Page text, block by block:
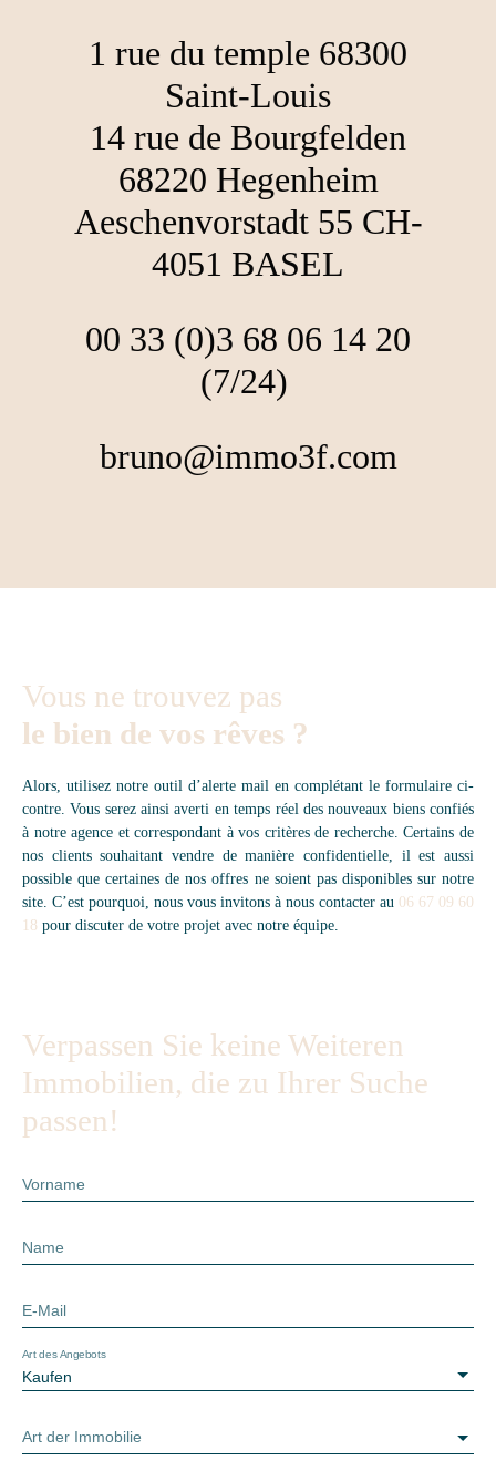
1 rue du temple 68300
Saint-Louis
14 rue de Bourgfelden
68220 Hegenheim
Aeschenvorstadt 55 CH-
4051 BASEL
00 33 (0)3 68 06 14 20
(7/24)
bruno@immo3f.com
Vous ne trouvez pas
le bien de vos rêves ?
Alors, utilisez notre outil d’alerte mail en complétant le formulaire ci-
contre. Vous serez ainsi averti en temps réel des nouveaux biens confiés
à notre agence et correspondant à vos critères de recherche. Certains de
nos clients souhaitant vendre de manière confidentielle, il est aussi
possible que certaines de nos offres ne soient pas disponibles sur notre
site. C’est pourquoi, nous vous invitons à nous contacter au 06 67 09 60
18 pour discuter de votre projet avec notre équipe.
Verpassen Sie keine Weiteren
Immobilien, die zu Ihrer Suche
passen!
Vorname
Name
E-Mail
Kaufen
Art des Angebots
Art der Immobilie